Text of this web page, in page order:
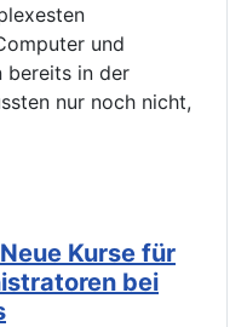
und
bereits in der
nur noch nicht,
Kurse für
bei